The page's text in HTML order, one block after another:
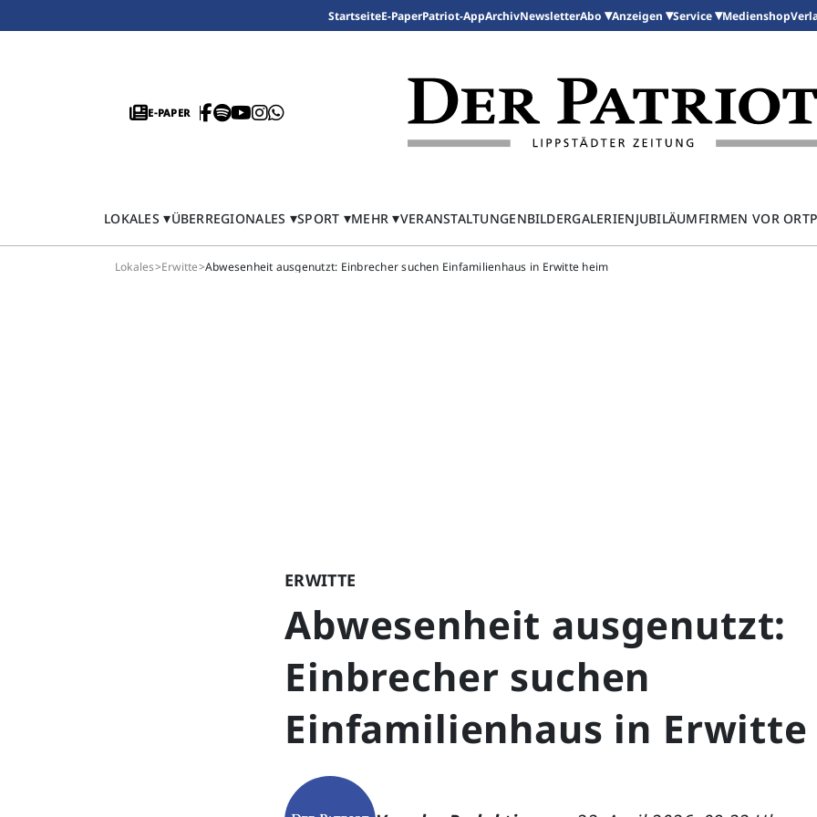
StartseiteE-PaperPatriot-AppArchivNewsletterAbo Anzeigen Service Medienshop
E-PAPER
LOKALES ÜBERREGIONALES SPORT MEHR VERANSTALTUNGENBILDERGALERIENJUBILÄUMFIRMEN VOR ORT
Lokales>Erwitte>Abwesenheit ausgenutzt: Einbrecher suchen Einfamilienhaus in Erwitte heim
ERWITTE
Abwesenheit ausgenutzt:
Einbrecher suchen
Einfamilienhaus in